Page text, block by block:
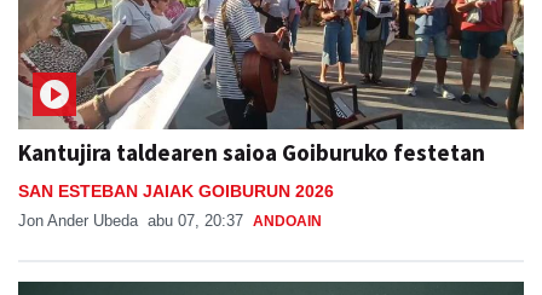
Kantujira taldearen saioa Goiburuko festetan
SAN ESTEBAN JAIAK GOIBURUN 2026
Jon Ander Ubeda abu 07, 20:37 ANDOAIN